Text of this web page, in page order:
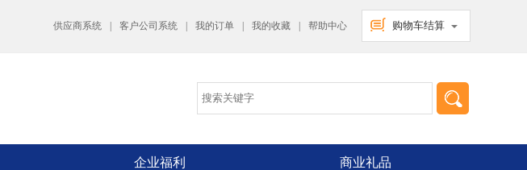
购物车结算
供应商系统 客户公司系统 我的订单 我的收藏 帮助中心
企业福利 商业礼品